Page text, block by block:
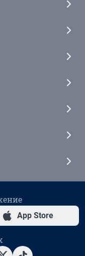
App Store